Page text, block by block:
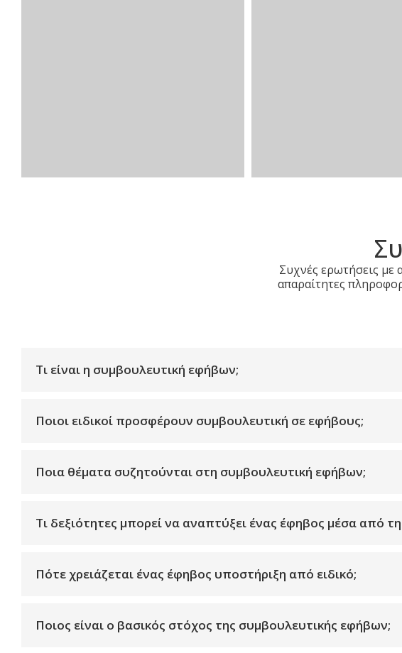
Συχνές ερωτήσεις με
απαραίτητες
Τι είναι η συμβουλευτική εφήβων;
Ποιοι ειδικοί προσφέρουν συμβουλευτική σε εφήβους;
Ποια θέματα συζητούνται στη συμβουλευτική εφήβων;
Τι δεξιότητες μπορεί να αναπτύξει ένας έφηβος μέσα από
Πότε χρειάζεται ένας έφηβος υποστήριξη από ειδικό;
Ποιος είναι ο βασικός στόχος της συμβουλευτικής εφήβων;